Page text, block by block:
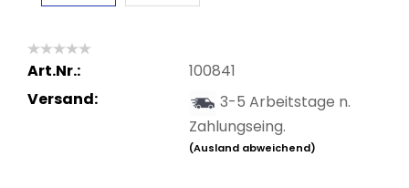
Art.Nr.:
100841
Versand:
3-5 Arbeitstage n.
Zahlungseing.
(Ausland abweichend)